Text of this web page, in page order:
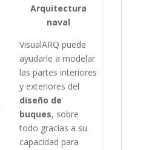
Arquitectura
naval
VisualARQ puede
ayudarle a modelar
las partes interiores
y exteriores del
diseño de
buques, sobre
todo gracias a su
capacidad para